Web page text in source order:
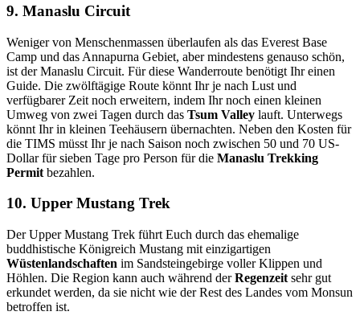
9. Manaslu Circuit
Weniger von Menschenmassen überlaufen als das Everest Base
Camp und das Annapurna Gebiet, aber mindestens genauso schön,
ist der Manaslu Circuit. Für diese Wanderroute benötigt Ihr einen
Guide. Die zwölftägige Route könnt Ihr je nach Lust und
verfügbarer Zeit noch erweitern, indem Ihr noch einen kleinen
Umweg von zwei Tagen durch das Tsum Valley lauft. Unterwegs
könnt Ihr in kleinen Teehäusern übernachten. Neben den Kosten für
die TIMS müsst Ihr je nach Saison noch zwischen 50 und 70 US-
Dollar für sieben Tage pro Person für die Manaslu Trekking
Permit bezahlen.
10. Upper Mustang Trek
Der Upper Mustang Trek führt Euch durch das ehemalige
buddhistische Königreich Mustang mit einzigartigen
Wüstenlandschaften im Sandsteingebirge voller Klippen und
Höhlen. Die Region kann auch während derRegenzeit sehr gut
erkundet werden, da sie nicht wie der Rest des Landes vom Monsun
betroffen ist.